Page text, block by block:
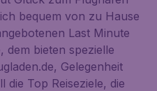
bequem von zu Hause
Last Minute
dem bieten spezielle
Gelegenheit
die Top Reiseziele, die